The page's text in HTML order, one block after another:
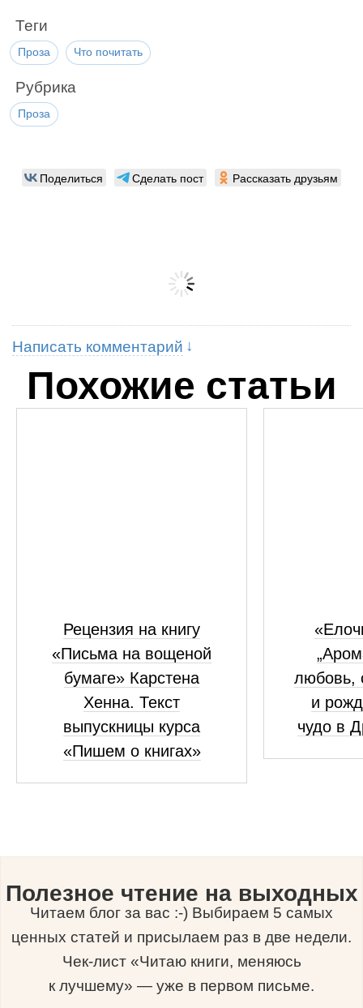
Теги
Проза Что почитать
Рубрика
Проза
Поделиться Сделать пост Рассказать друзьям
Написать комментарий
Похожие статьи
Рецензия на книгу
«Письма на вощеной
бумаге» Карстена
Хенна. Текст
выпускницы курса
«Пишем о книгах»
любовь,
и
чудо в
Полезное чтение на выходных
Читаем блог за вас :-) Выбираем 5 самых
ценных статей и присылаем раз в две недели.
Чек-лист «Читаю книги, меняюсь
к лучшему» — уже в первом письме.